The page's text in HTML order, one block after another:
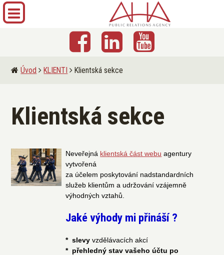
Úvod KLIENTI Klientská sekce
Klientská sekce
Neveřejná klientská část webu agentury
vytvořená
za účelem poskytování nadstandardních
služeb klientům a udržování vzájemně
výhodných vztahů.
Jaké výhody mi přináší ?
* slevy vzdělávacích akcí
* přehledný stav vašeho účtu po